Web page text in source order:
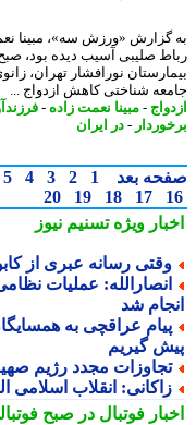
«ورزش سه»، مبینا نعمت
صلیبی آسیب دیده بود، صبح
شناختی کاهش ازدواج ...
-مبینا نعمت زاده - فرزندآوری
-در ایران
بعد 1
2
3
4
5
6
17
18
19
20
ویژهتسنیم نیوز
رسانه عبری از کابوس
عملیات نظامی
شد
عراقچی به همسایگان:
گیریم
مجدد رژیم
انقلاب اسلامی
فوتبال در صبح فوتبالی